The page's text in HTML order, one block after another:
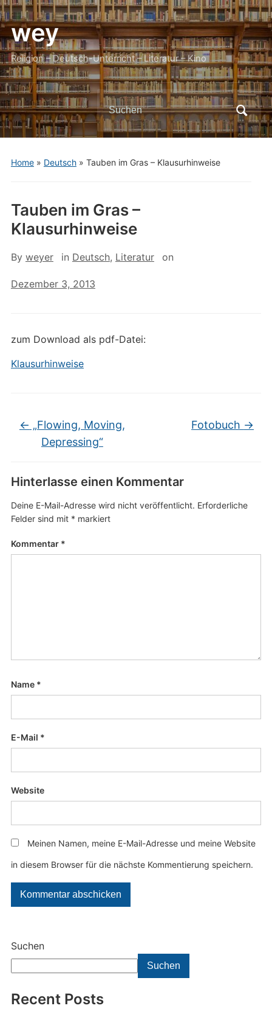
wey
Religion – Deutsch-Unterricht – Literatur – Kino
Search
for:
Home» Deutsch» Tauben im Gras – Klausurhinweise
Suchen
Suchen
Recent Posts
Tauben im Gras –
Klausurhinweise
By weyer in Deutsch, Literatur on
Dezember 3, 2013
zum Download als pdf-Datei:
Klausurhinweise
← „Flowing, Moving,
Depressing“
Fotobuch →
Hinterlasse einen Kommentar
Deine E-Mail-Adresse wird nicht veröffentlicht. Erforderliche
Felder sind mit * markiert
Kommentar *
Name *
E-Mail *
Website
Meinen Namen, meine E-Mail-Adresse und meine Website
in diesem Browser für die nächste Kommentierung speichern.